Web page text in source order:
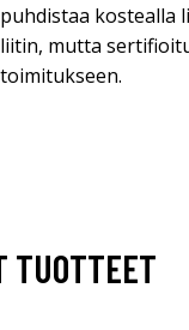
puhdistaa kostealla
liitin, mutta
toimitukseen.
TUOTTEET